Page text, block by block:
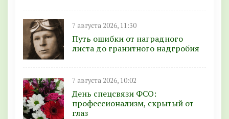
7 августа 2026, 11:30
Путь ошибки от наградного
листа до гранитного надгробия
7 августа 2026, 10:02
День спецсвязи ФСО:
профессионализм, скрытый от
глаз